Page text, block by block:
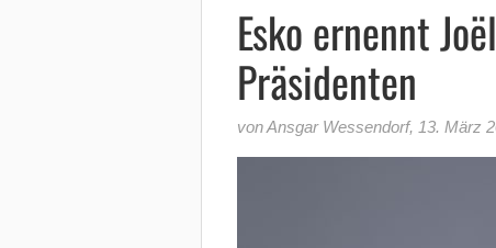
Esko ernennt
Präsidenten
von Ansgar Wessendorf, 13. März